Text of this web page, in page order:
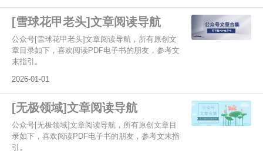
[雪球花甲老头]文章阅读导航
公众号[雪球花甲老头]文章阅读导航，所有原创文
章目录如下，喜欢阅读PDF电子书的朋友，参考文
末指引。
2026-01-01
[无极领域]文章阅读导航
公众号[无极领域]文章阅读导航，所有原创文章目
录如下，喜欢阅读PDF电子书的朋友，参考文末指
引。